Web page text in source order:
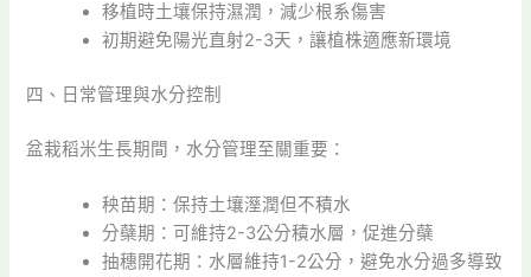
移植時土壤保持濕潤，減少根系傷害
初期避免陽光直射2-3天，讓植株適應新環境
四、日常管理與水分控制
盆栽稻米生長期間，水分管理至關重要：
秧苗期：保持土壤溼潤但不積水
分蘗期：可維持2-3公分積水層，促進分蘗
抽穗開花期：水層維持1-2公分，避免水分過多導致